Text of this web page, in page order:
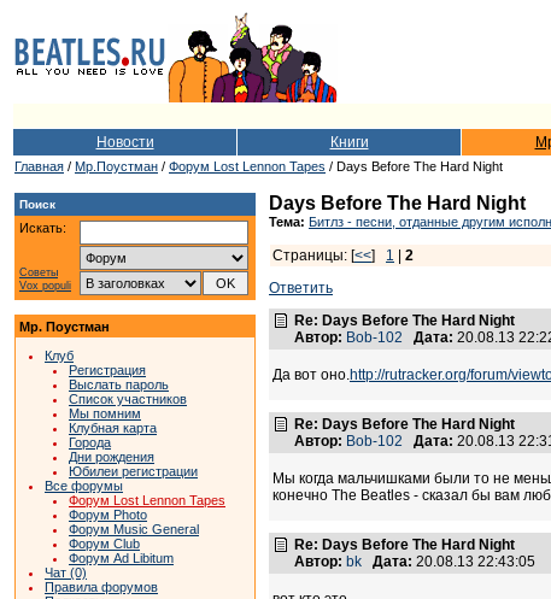
Новости Книги
Главная / Мр.Поустман / Форум Lost Lennon Tapes / Days Before The Hard Night
Поиск
Искать:
Советы
Vox populi
Мр. Поустман
Клуб
Регистрация
Выслать пароль
Список участников
Мы помним
Клубная карта
Города
Дни рождения
Юбилеи регистрации
Все форумы
Форум Lost Lennon Tapes
Форум Photo
Форум Music General
Форум Club
Форум Ad Libitum
Чат (0)
Правила форумов
Days Before The Hard Night
Тема: Битлз - песни, отданные другим
Страницы: [<<] 1
2
Ответить
Re: Days Before The Hard Night
Автор: Bob-102 Дата: 20.08.13
Да вот оно.http://rutracker.org/forum/
Re: Days Before The Hard Night
Автор: Bob-102 Дата: 20.08.13
Мы когда мальчишками были то не
конечно The Beatles - сказал бы вам
Re: Days Before The Hard Night
Автор: bk Дата: 20.08.13 22:43:05